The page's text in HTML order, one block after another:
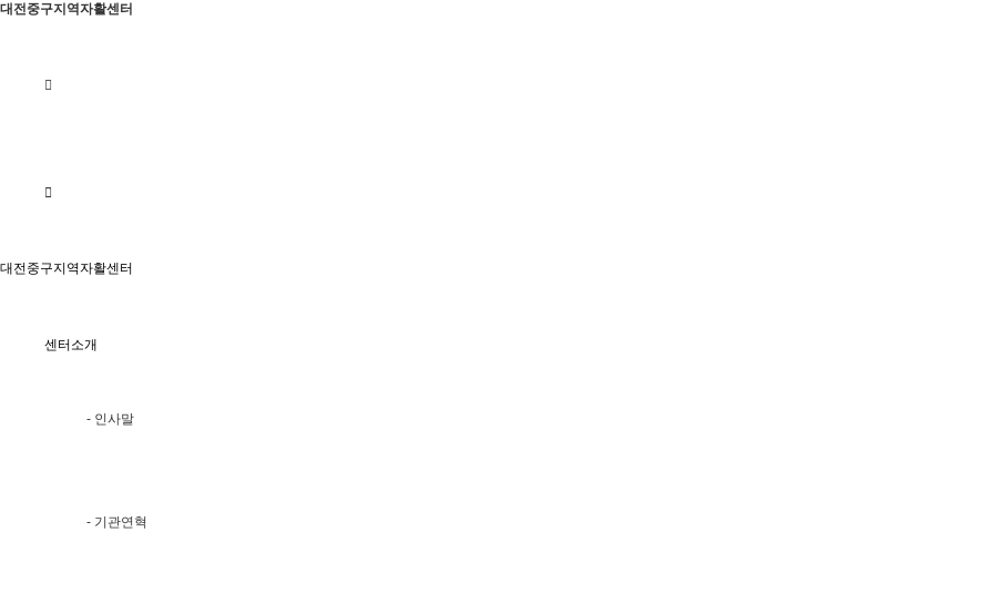
대전중구지역자활센터
대전중구지역자활센터
센터소개
- 인사말
- 기관연혁